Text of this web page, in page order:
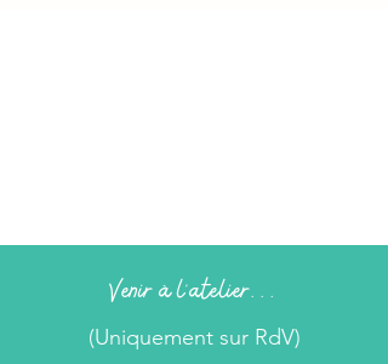
Venir à l'atelier...
(Uniquement sur RdV)